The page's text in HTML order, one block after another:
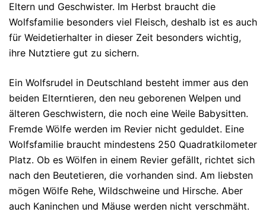
Eltern und Geschwister. Im Herbst braucht die
Wolfsfamilie besonders viel Fleisch, deshalb ist es auch
für Weidetierhalter in dieser Zeit besonders wichtig,
ihre Nutztiere gut zu sichern.
Ein Wolfsrudel in Deutschland besteht immer aus den
beiden Elterntieren, den neu geborenen Welpen und
älteren Geschwistern, die noch eine Weile Babysitten.
Fremde Wölfe werden im Revier nicht geduldet. Eine
Wolfsfamilie braucht mindestens 250 Quadratkilometer
Platz. Ob es Wölfen in einem Revier gefällt, richtet sich
nach den Beutetieren, die vorhanden sind. Am liebsten
mögen Wölfe Rehe, Wildschweine und Hirsche. Aber
auch Kaninchen und Mäuse werden nicht verschmäht.